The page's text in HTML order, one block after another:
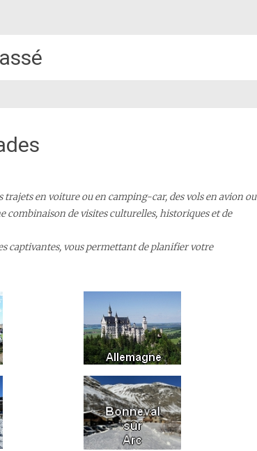
trajets en voiture ou en camping-car, des vols en avion ou
combinaison de visites culturelles, historiques et de
captivantes, vous permettant de planifier votre